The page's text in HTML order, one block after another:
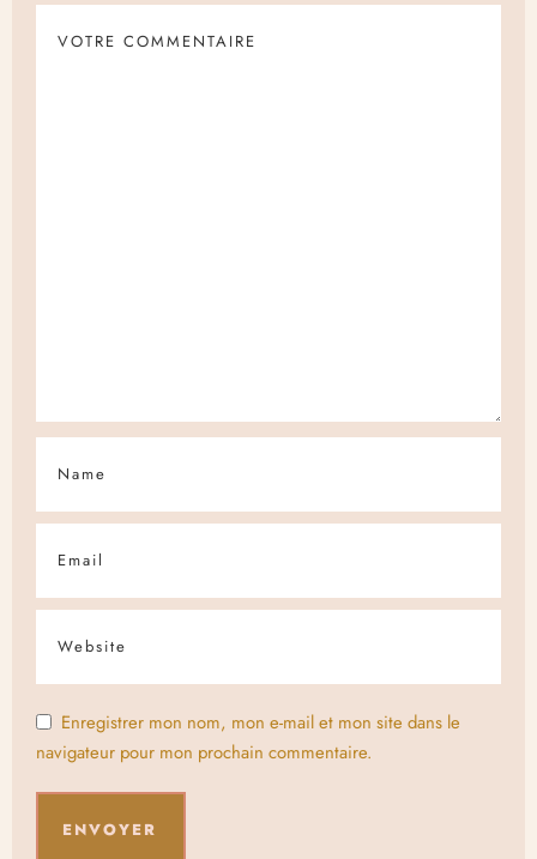
Enregistrer mon nom, mon e-mail et mon site dans le
navigateur pour mon prochain commentaire.